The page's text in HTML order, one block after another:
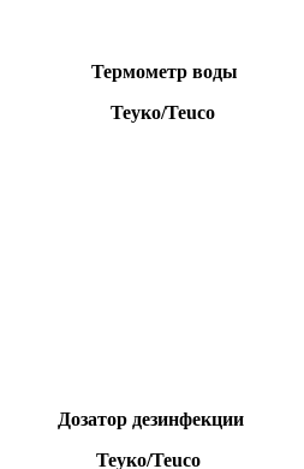
Термометр воды
Теуко/Teuco
Дозатор дезинфекции
Теуко/Teuco